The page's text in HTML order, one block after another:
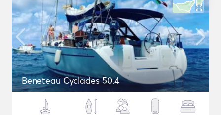
Beneteau Cyclades 50.4